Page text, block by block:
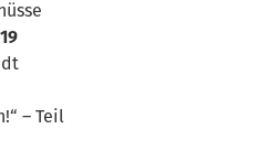
– Teil